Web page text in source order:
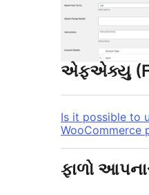
એફએક્યુ
Is it possible to
WooCommerce
ફાળો